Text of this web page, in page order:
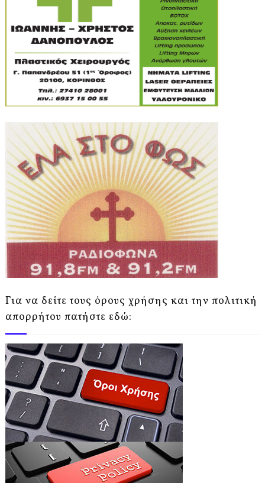
Για να δείτε τους όρους χρήσης και την πολιτική
απορρήτου πατήστε εδώ: